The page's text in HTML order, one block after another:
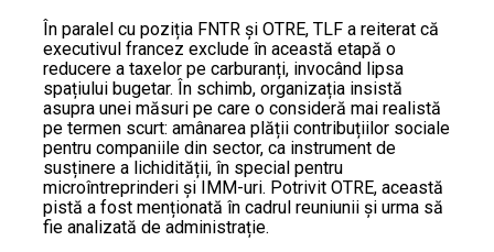
În paralel cu poziția FNTR și OTRE, TLF a reiterat că
executivul francez exclude în această etapă o
reducere a taxelor pe carburanți, invocând lipsa
spațiului bugetar. În schimb, organizația insistă
asupra unei măsuri pe care o consideră mai realistă
pe termen scurt: amânarea plății contribuțiilor sociale
pentru companiile din sector, ca instrument de
susținere a lichidității, în special pentru
microîntreprinderi și IMM-uri. Potrivit OTRE, această
pistă a fost menționată în cadrul reuniunii și urma să
fie analizată de administrație.